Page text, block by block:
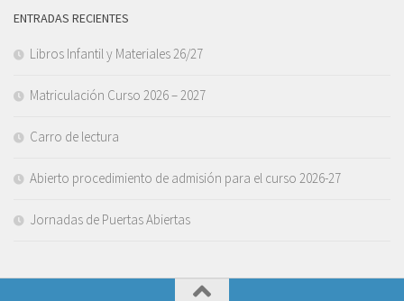
ENTRADAS RECIENTES
Libros Infantil y Materiales 26/27
Matriculación Curso 2026 – 2027
Carro de lectura
Abierto procedimiento de admisión para el curso 2026-27
Jornadas de Puertas Abiertas